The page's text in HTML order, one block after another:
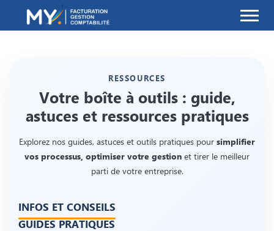
RESSOURCES
Votre boîte à outils : guide,
astuces et ressources pratiques
Explorez nos guides, astuces et outils pratiques pour simplifier
vos processus, optimiser votre gestion et tirer le meilleur
parti de votre entreprise.
INFOS ET CONSEILS
GUIDES PRATIQUES